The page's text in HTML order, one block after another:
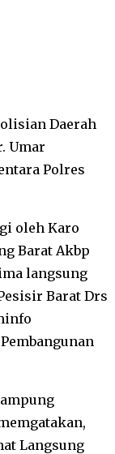
Daerah
Umar
Polres
oleh Karo
Barat Akbp
langsung
Barat Drs
Langsung